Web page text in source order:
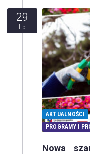
29
lip
AKTUALNOŚCI
PROGRAMY I
Nowa